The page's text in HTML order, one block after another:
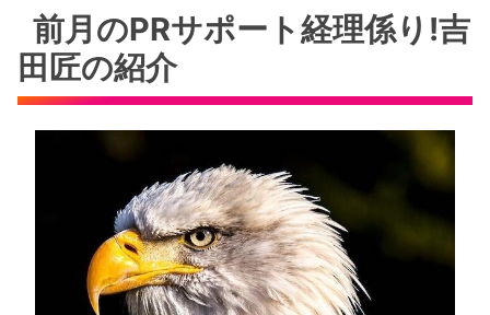
前月のPRサポート経理係り!吉
田匠の紹介